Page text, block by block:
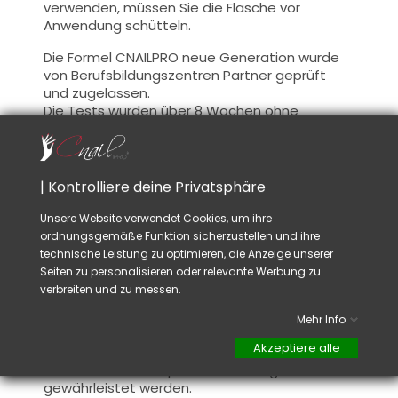
verwenden, müssen Sie die Flasche vor
Anwendung schütteln.
Die Formel CNAILPRO neue Generation wurde
von Berufsbildungszentren Partner geprüft
und zugelassen.
Die Tests wurden über 8 Wochen ohne
durchgeführt.
Information :
Dieses Produkt wurde von professionellen
Partnerschulungszentren getestet und
zugelassen.
Mit diesem Produkt können Sie Ihre
anspruchsvollsten Kunden zufriedenstellen !
Darüber hinaus legt CNAILPRO besonderen
Wert auf die Formel dieser Produkte, wir
befolgen die geltenden Vorschriften und
garantieren die Gültigkeit unserer Produkte.
gewährleistet werden.
| Kontrolliere deine Privatsphäre
Unsere Website verwendet Cookies, um ihre
ordnungsgemäße Funktion sicherzustellen und ihre
technische Leistung zu optimieren, die Anzeige unserer
Seiten zu personalisieren oder relevante Werbung zu
verbreiten und zu messen.
Mehr Info
Akzeptiere alle